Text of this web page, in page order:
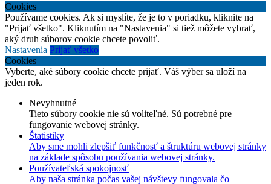
Cookies
Používame cookies. Ak si myslíte, že je to v poriadku, kliknite na
"Prijať všetko". Kliknutím na "Nastavenia" si tiež môžete vybrať,
aký druh súborov cookie chcete povoliť.
Nastavenia Prijať všetko
Cookies
Vyberte, aké súbory cookie chcete prijať. Váš výber sa uloží na
jeden rok.
Nevyhnutné
Tieto súbory cookie nie sú voliteľné. Sú potrebné pre
fungovanie webovej stránky.
Štatistiky
Aby sme mohli zlepšiť funkčnosť a štruktúru webovej stránky
na základe spôsobu používania webovej stránky.
Používateľská spokojnosť
Aby naša stránka počas vašej návštevy fungovala čo